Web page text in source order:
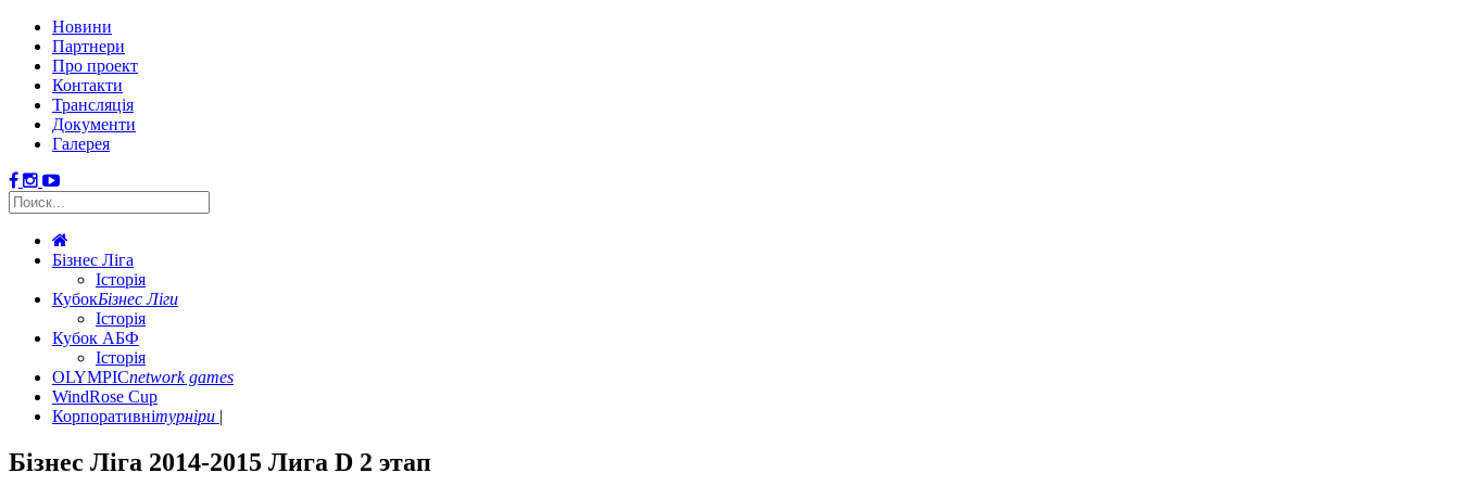
Новини
Партнери
Про проект
Контакти
Трансляція
Документи
Галерея
Бізнес Ліга
Історія
КубокБізнес Ліги
Історія
Кубок АБФ
Історія
OLYMPICnetwork games
WindRose Cup
Корпоративнітурніри
Бізнес Ліга 2014-2015 Лига D 2 этап